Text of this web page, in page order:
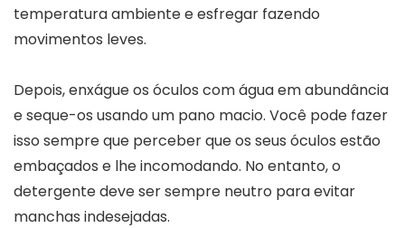
temperatura ambiente e esfregar fazendo
movimentos leves.
Depois, enxágue os óculos com água em abundância
e seque-os usando um pano macio. Você pode fazer
isso sempre que perceber que os seus óculos estão
embaçados e lhe incomodando. No entanto, o
detergente deve ser sempre neutro para evitar
manchas indesejadas.